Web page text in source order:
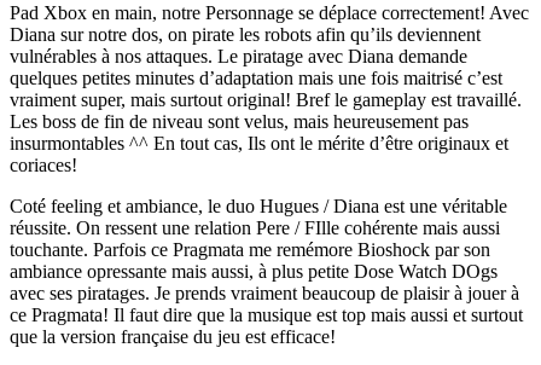
Pad Xbox en main, notre Personnage se déplace correctement! Avec
Diana sur notre dos, on pirate les robots afin qu’ils deviennent
vulnérables à nos attaques. Le piratage avec Diana demande
quelques petites minutes d’adaptation mais une fois maitrisé c’est
vraiment super, mais surtout original! Bref le gameplay est travaillé.
Les boss de fin de niveau sont velus, mais heureusement pas
insurmontables ^^ En tout cas, Ils ont le mérite d’être originaux et
coriaces!
Coté feeling et ambiance, le duo Hugues / Diana est une véritable
réussite. On ressent une relation Pere / FIlle cohérente mais aussi
touchante. Parfois ce Pragmata me remémore Bioshock par son
ambiance opressante mais aussi, à plus petite Dose Watch DOgs
avec ses piratages. Je prends vraiment beaucoup de plaisir à jouer à
ce Pragmata! Il faut dire que la musique est top mais aussi et surtout
que la version française du jeu est efficace!